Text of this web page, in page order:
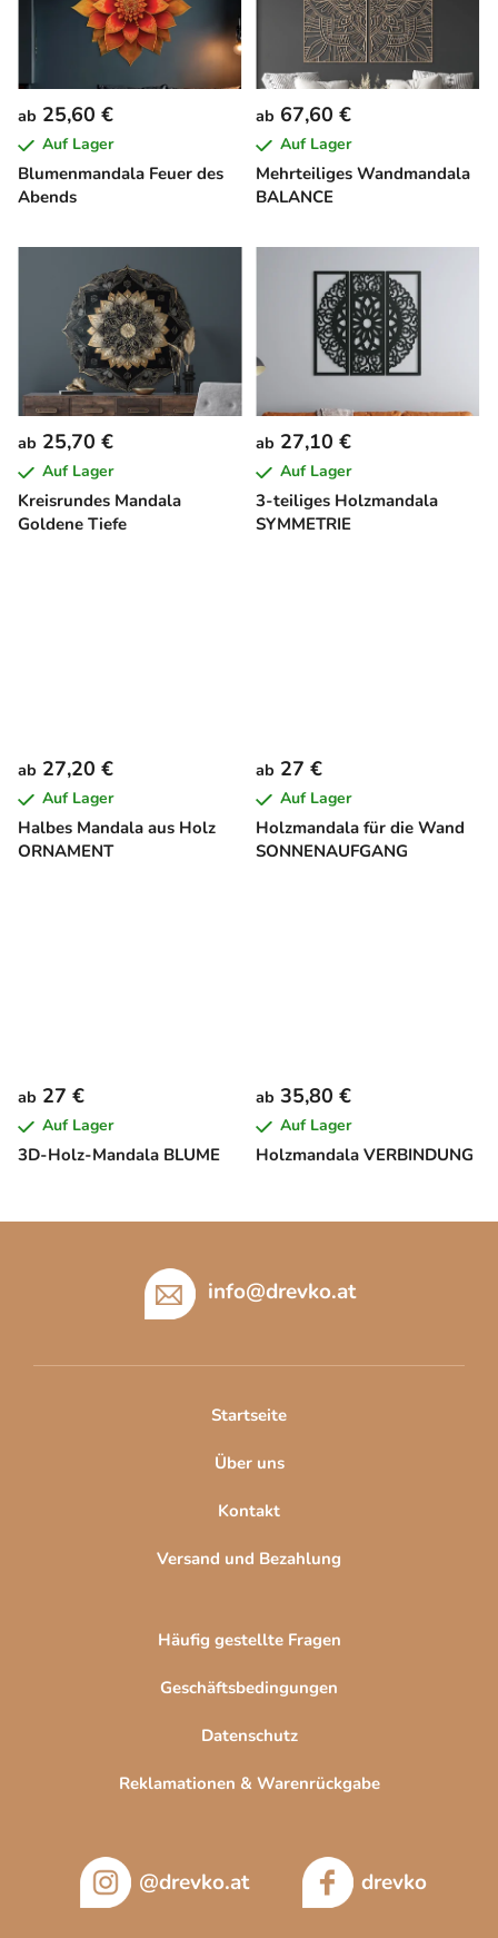
Blumenmandala Feuer des
Abends
ab 25,60 €
Auf Lager
Mehrteiliges Wandmandala
BALANCE
ab 67,60 €
Auf Lager
Kreisrundes Mandala
Goldene Tiefe
ab 25,70 €
Auf Lager
3-teiliges Holzmandala
SYMMETRIE
ab 27,10 €
Auf Lager
Halbes Mandala aus Holz
ORNAMENT
ab 27,20 €
Auf Lager
Holzmandala für die Wand
SONNENAUFGANG
ab 27 €
Auf Lager
3D-Holz-Mandala BLUME
ab 27 €
Auf Lager
Holzmandala VERBINDUNG
ab 35,80 €
Auf Lager
info@drevko.at
Startseite
Über uns
Kontakt
Versand und Bezahlung
Häufig gestellte Fragen
Geschäftsbedingungen
Datenschutz
Reklamationen & Warenrückgabe
@drevko.at drevko